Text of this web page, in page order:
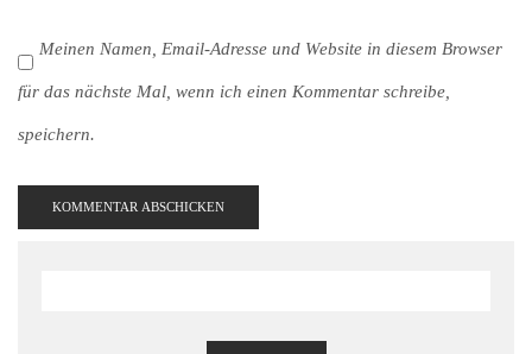
Meinen Namen, Email-Adresse und Website in diesem Browser
für das nächste Mal, wenn ich einen Kommentar schreibe,
speichern.